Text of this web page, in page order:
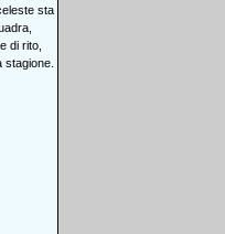
sta
di rito,
stagione.